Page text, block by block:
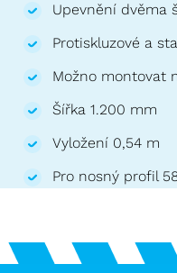
Upevnění dvěma
Protiskluzové a
Možno montovat
Šířka 1.200 mm
Vyložení 0,54 m
Pro nosný profil